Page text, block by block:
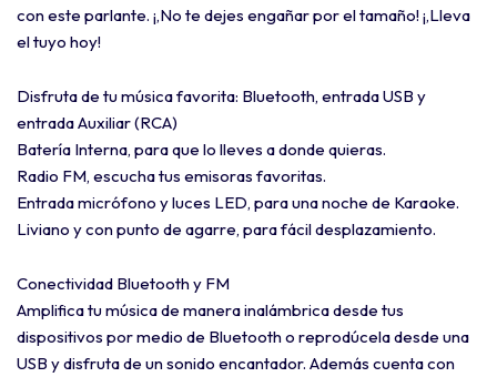
con este parlante. ¡,No te dejes engañar por el tamaño! ¡,Lleva
el tuyo hoy!
Disfruta de tu música favorita: Bluetooth, entrada USB y
entrada Auxiliar (RCA)
Batería Interna, para que lo lleves a donde quieras.
Radio FM, escucha tus emisoras favoritas.
Entrada micrófono y luces LED, para una noche de Karaoke.
Liviano y con punto de agarre, para fácil desplazamiento.
Conectividad Bluetooth y FM
Amplifica tu música de manera inalámbrica desde tus
dispositivos por medio de Bluetooth o reprodúcela desde una
USB y disfruta de un sonido encantador. Además cuenta con